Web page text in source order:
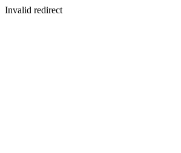
Invalid redirect